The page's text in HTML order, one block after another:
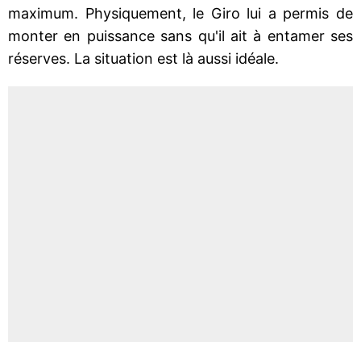
maximum. Physiquement, le Giro lui a permis de
monter en puissance sans qu'il ait à entamer ses
réserves. La situation est là aussi idéale.